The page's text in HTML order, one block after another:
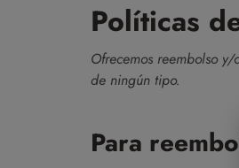
Políticas
Ofrecemos reembolso
de ningún tipo.
Para